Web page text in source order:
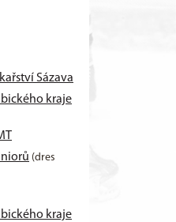
Sázava
kraje
(dres
kraje